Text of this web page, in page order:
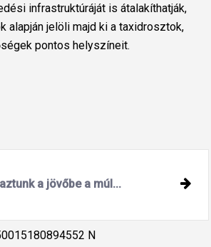
infrastruktúráját is átalakíthatják,
jelöli majd ki a taxidrosztok,
pontos helyszíneit.
a jövőbe a múl...